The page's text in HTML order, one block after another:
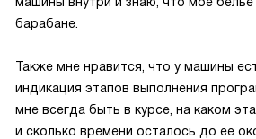
барабане.
Также мне нравится, что у машины
индикация этапов выполнения
мне всегда быть в курсе, на каком
и сколько времени осталось до ее